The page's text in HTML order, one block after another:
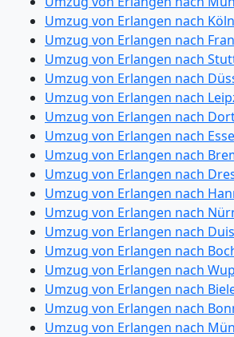
Umzug von Erlangen nach Köln
Umzug von Erlangen nach
Umzug von Erlangen nach
Umzug von Erlangen nach
Umzug von Erlangen nach
Umzug von Erlangen nach
Umzug von Erlangen nach
Umzug von Erlangen nach
Umzug von Erlangen nach
Umzug von Erlangen nach
Umzug von Erlangen nach
Umzug von Erlangen nach
Umzug von Erlangen nach
Umzug von Erlangen nach
Umzug von Erlangen nach
Umzug von Erlangen nach
Umzug von Erlangen nach